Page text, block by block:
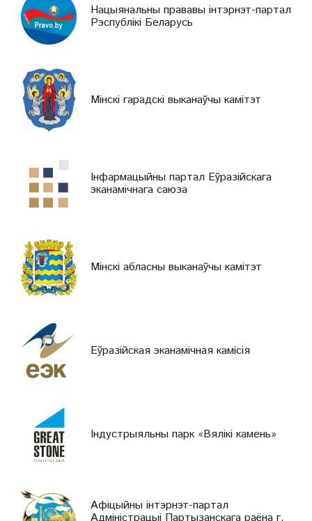
Нацыянальны прававы інтэрнэт-партал
Рэспублікі Беларусь
Мінскі гарадскі выканаўчы камітэт
Інфармацыйны партал Еўразійскага
эканамічнага саюза
Мінскі абласны выканаўчы камітэт
Еўразійская эканамічная камісія
Індустрыяльны парк «Вялікі камень»
Афіцыйны інтэрнэт-партал
Адміністрацыі Партызанскага раёна г.